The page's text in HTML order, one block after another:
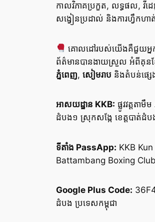
កាលវិភាគប្រកួត, លទ្ធផល, វីដេ
សង្វៀនប្រដាល់ និងការហ្វឹកហា
គោលដៅរបស់យើងគឺជួយអ្នក
ព័ត៌មានបានងាយស្រួល អំពីគុនខ្ម
ភ្នំពេញ, សៀមរាប និងតំបន់ផ្សេ
អាសយដ្ឋាន KKB: ផ្លូវវត្តតា
ដំបង១ ស្រុកសង្កែ ខេត្តបាត់ដំប
ទីតាំង PassApp: KKB
Battambang Boxing
Google Plus Code:
ដំបង ប្រទេសកម្ពុជា